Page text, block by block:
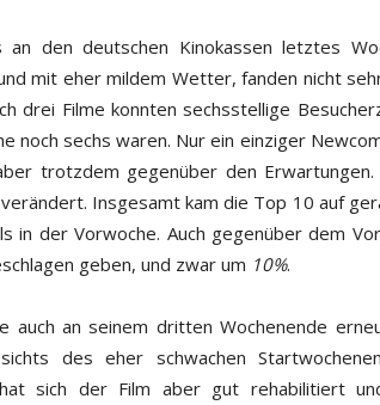
den deutschen Kinokassen letztes
mit eher mildem Wetter, fanden nicht
drei Filme konnten sechsstellige
noch sechs waren. Nur ein einziger
trotzdem gegenüber den
Insgesamt kam die Top 10 auf
in der Vorwoche. Auch gegenüber dem
geben, und zwar um 10%.
auch an seinem dritten Wochenende
des eher schwachen
sich der Film aber gut rehabilitiert